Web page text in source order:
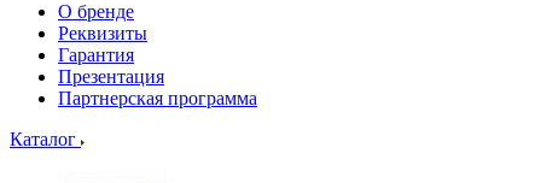
О бренде
Реквизиты
Гарантия
Презентация
Партнерская программа
Каталог